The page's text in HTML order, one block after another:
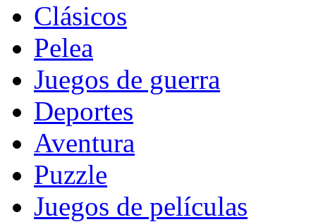
Clásicos
Pelea
Juegos de guerra
Deportes
Aventura
Puzzle
Juegos de películas